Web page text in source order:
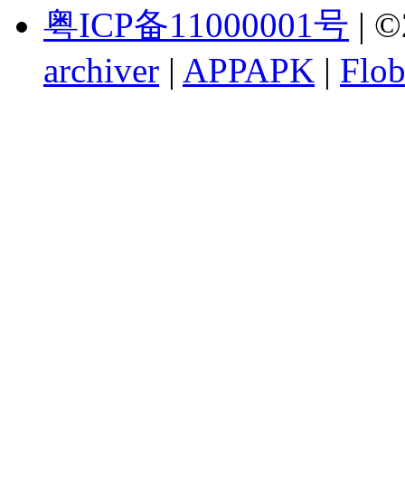
粤ICP备11000001号 |
archiver | APPAPK |